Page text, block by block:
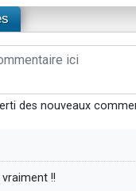
des nouveaux
!!